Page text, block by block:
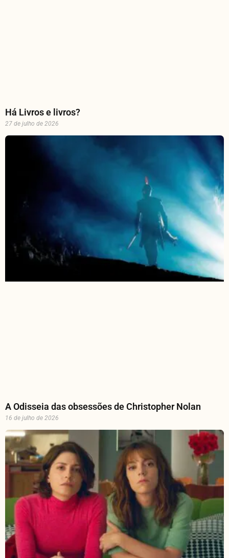
Há Livros e livros?
27 de julho de 2026
A Odisseia das obsessões de Christopher Nolan
16 de julho de 2026